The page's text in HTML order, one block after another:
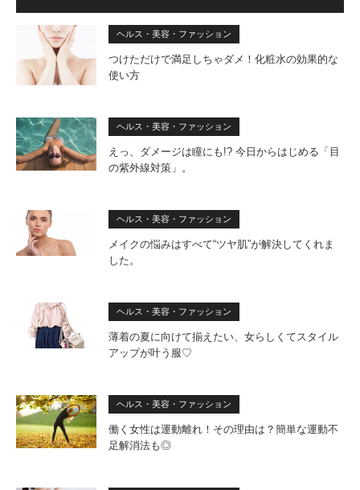
ヘルス・美容・ファッション
つけただけで満足しちゃダメ！化粧水の効果的な
使い方
ヘルス・美容・ファッション
えっ、ダメージは瞳にも!? 今日からはじめる「目
の紫外線対策」。
ヘルス・美容・ファッション
メイクの悩みはすべて“ツヤ肌”が解決してくれま
した。
ヘルス・美容・ファッション
薄着の夏に向けて揃えたい、女らしくてスタイル
アップが叶う服♡
ヘルス・美容・ファッション
働く女性は運動離れ！その理由は？簡単な運動不
足解消法も◎